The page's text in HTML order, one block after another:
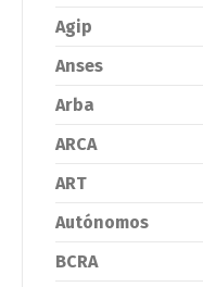
Agip
Anses
Arba
ARCA
ART
Autónomos
BCRA